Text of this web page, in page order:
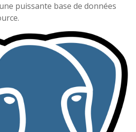
puissante base de données